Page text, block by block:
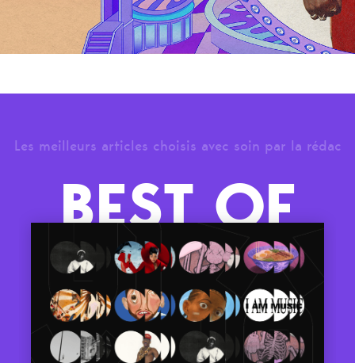
Les meilleurs articles choisis avec soin par la rédac
BEST OF